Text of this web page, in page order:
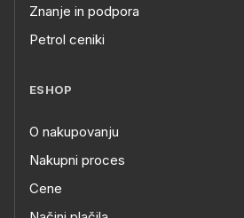
Znanje in podpora
Petrol ceniki
ESHOP
O nakupovanju
Nakupni proces
Cene